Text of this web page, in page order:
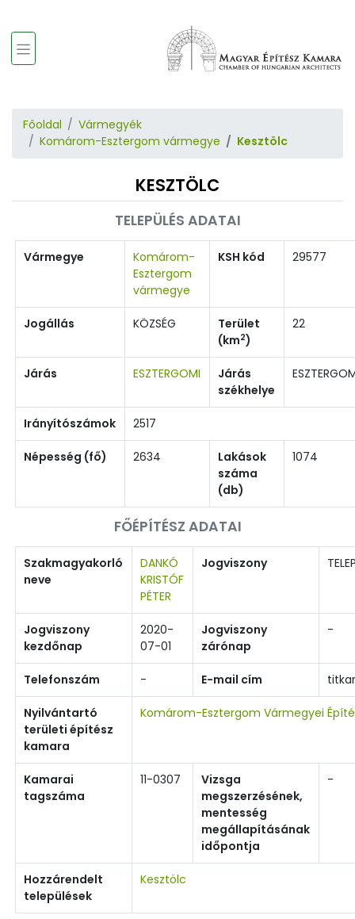
Főoldal
Vármegyék
Komárom-Esztergom vármegye
Kesztölc
KESZTÖLC
TELEPÜLÉS ADATAI
Vármegye
Komárom-
Esztergom
vármegye
KSH kód 29577
Jogállás KÖZSÉG
Terület
(km2)
22
Járás ESZTERGOMI
Járás
székhelye
Irányítószámok 2517
Népesség (fő) 2634
Lakások
száma
(db)
1074
FŐÉPÍTÉSZ ADATAI
Szakmagyakorló
neve
DANKÓ
KRISTÓF
PÉTER
Jogviszony
Jogviszony
kezdőnap
2020-
07-01
Jogviszony
zárónap
-
Telefonszám - E-mail cím
Nyilvántartó
területi építész
kamara
Komárom-Esztergom Vármegyei
Kamarai
tagszáma
11-0307
Vizsga
megszerzésének,
mentesség
megállapításának
időpontja
-
Hozzárendelt
települések
Kesztölc